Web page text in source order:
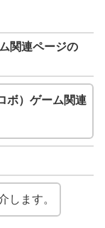
関連ページの
ボ）ゲーム関連
します。